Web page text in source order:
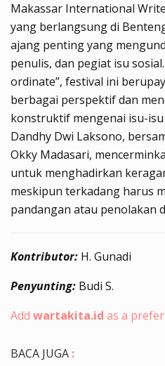
Makassar International
yang berlangsung di
ajang penting yang
penulis, dan pegiat isu
ordinate”, festival ini
berbagai perspektif dan
konstruktif mengenai isu-
Dandhy Dwi Laksono,
Okky Madasari,
untuk menghadirkan
meskipun terkadang harus
pandangan atau penolakan
Kontributor: H. Gunadi
Penyunting: Budi S.
Add wartakita.id as a
BACA JUGA :